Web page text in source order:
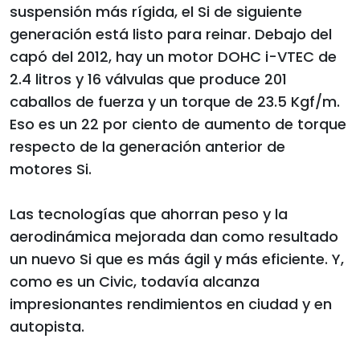
suspensión más rígida, el Si de siguiente
generación está listo para reinar. Debajo del
capó del 2012, hay un motor DOHC i-VTEC de
2.4 litros y 16 válvulas que produce 201
caballos de fuerza y un torque de 23.5 Kgf/m.
Eso es un 22 por ciento de aumento de torque
respecto de la generación anterior de
motores Si.
Las tecnologías que ahorran peso y la
aerodinámica mejorada dan como resultado
un nuevo Si que es más ágil y más eficiente. Y,
como es un Civic, todavía alcanza
impresionantes rendimientos en ciudad y en
autopista.